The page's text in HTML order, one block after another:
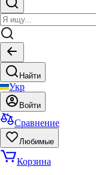
Найти
Укр
Войти
Сравнение
Любимые
Корзина